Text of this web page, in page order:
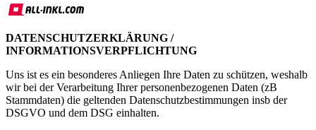
DATENSCHUTZERKLÄRUNG /
INFORMATIONSVERPFLICHTUNG
Uns ist es ein besonderes Anliegen Ihre Daten zu schützen, weshalb
wir bei der Verarbeitung Ihrer personenbezogenen Daten (zB
Stammdaten) die geltenden Datenschutzbestimmungen insb der
DSGVO und dem DSG einhalten.